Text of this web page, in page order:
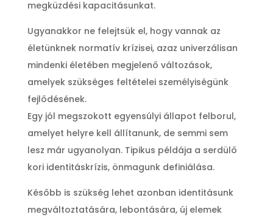
megküzdési kapacitásunkat.
Ugyanakkor ne felejtsük el, hogy vannak az
életünknek normatív krízisei, azaz univerzálisan
mindenki életében megjelenő változások,
amelyek szükséges feltételei személyiségünk
fejlődésének.
Egy jól megszokott egyensúlyi állapot felborul,
amelyet helyre kell állítanunk, de semmi sem
lesz már ugyanolyan. Tipikus példája a serdülő
kori identitáskrízis, önmagunk definiálása.
Később is szükség lehet azonban identitásunk
megváltoztatására, lebontására, új elemek